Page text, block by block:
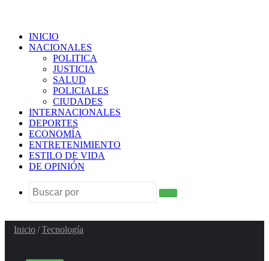
INICIO
NACIONALES
POLITICA
JUSTICIA
SALUD
POLICIALES
CIUDADES
INTERNACIONALES
DEPORTES
ECONOMÍA
ENTRETENIMIENTO
ESTILO DE VIDA
DE OPINIÓN
Buscar
Inicio/Tecnología